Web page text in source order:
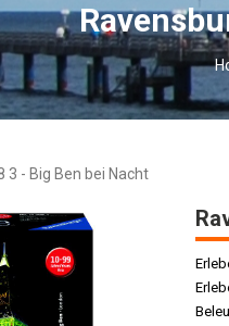
3 - Big Ben bei Nacht